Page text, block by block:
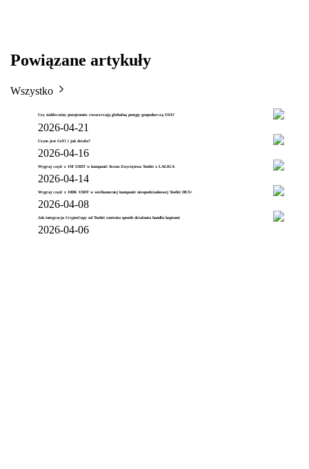
Powiązane artykuły
Wszystko
Czy stablecoiny potajemnie rozszerzają globalną potęgę gospodarczą USA?
2026-04-21
Czym jest CeFi i jak działa?
2026-04-16
Wygraj część z 1M USDT w kampanii Sezon Zwycięstwa Toobit x LALIGA
2026-04-14
Wygraj część z 100K USDT w wielkanocnej kampanii niespodziankowej Toobit DEX+
2026-04-08
Jak integracja CryptoCopy od Toobit zmienia sposób działania handlu kopiami
2026-04-06